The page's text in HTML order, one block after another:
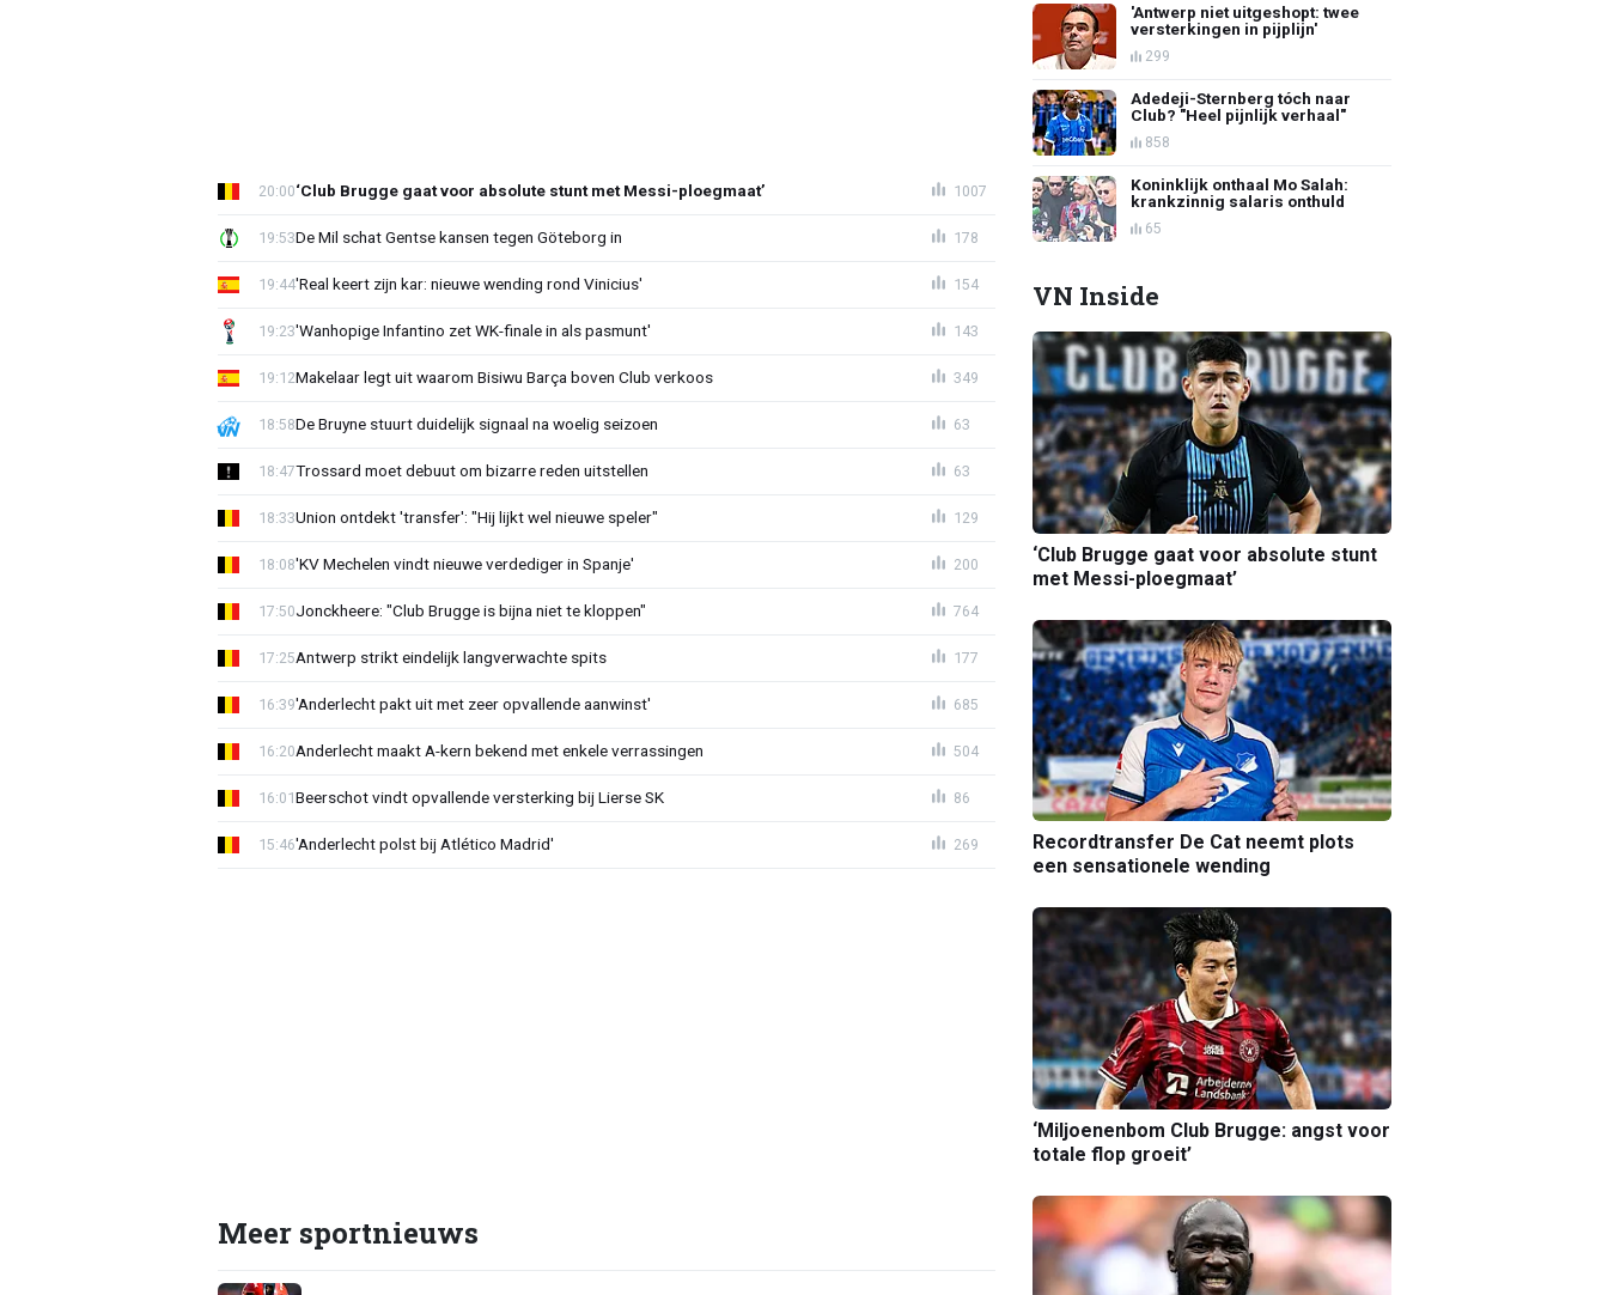
‘Club Brugge gaat voor absolute stunt met Messi-ploegmaat’
20:00 1007
De Mil schat Gentse kansen tegen Göteborg in
19:53 178
'Real keert zijn kar: nieuwe wending rond Vinicius'
19:44 154
'Wanhopige Infantino zet WK-finale in als pasmunt'
19:23 143
Makelaar legt uit waarom Bisiwu Barça boven Club verkoos
19:12 349
De Bruyne stuurt duidelijk signaal na woelig seizoen
18:58 63
Trossard moet debuut om bizarre reden uitstellen
18:47 63
Union ontdekt 'transfer': "Hij lijkt wel nieuwe speler"
18:33 129
'KV Mechelen vindt nieuwe verdediger in Spanje'
18:08 200
Jonckheere: "Club Brugge is bijna niet te kloppen"
17:50 764
Antwerp strikt eindelijk langverwachte spits
17:25 177
'Anderlecht pakt uit met zeer opvallende aanwinst'
16:39 685
Anderlecht maakt A-kern bekend met enkele verrassingen
16:20 504
Beerschot vindt opvallende versterking bij Lierse SK
16:01 86
'Anderlecht polst bij Atlético Madrid'
15:46 269
Meer sportnieuws
'Antwerp niet uitgeshopt: twee
versterkingen in pijplijn'
299
Adedeji-Sternberg tóch naar
Club? "Heel pijnlijk verhaal"
858
Koninklijk onthaal Mo Salah:
krankzinnig salaris onthuld
65
VN Inside
‘Club Brugge gaat voor absolute stunt
met Messi-ploegmaat’
Recordtransfer De Cat neemt plots
een sensationele wending
‘Miljoenenbom Club Brugge: angst voor
totale flop groeit’